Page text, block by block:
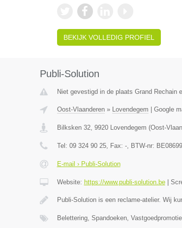
BEKIJK VOLLEDIG PROFIEL
Publi-Solution
Niet gevestigd in de plaats Grand Rechain
Oost-Vlaanderen» Lovendegem Google
Bilksken 32, 9920 Lovendegem (Oost-
Tel: 09 324 90 25, Fax: -, BTW-nr:
E-mail › Publi-Solution
Website: https://www.publi-solution.be|
Publi-Solution is een reclame-atelier. Wij
Belettering, Spandoeken,